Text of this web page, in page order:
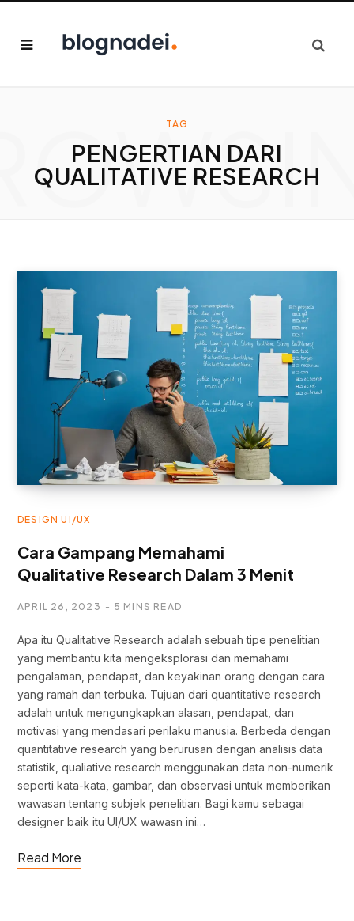
TAG
PENGERTIAN DARI
QUALITATIVE RESEARCH
DESIGN UI/UX
Cara Gampang Memahami
Qualitative Research Dalam 3 Menit
APRIL 26, 2023 5 MINS READ
Apa itu Qualitative Research adalah sebuah tipe penelitian
yang membantu kita mengeksplorasi dan memahami
pengalaman, pendapat, dan keyakinan orang dengan cara
yang ramah dan terbuka. Tujuan dari quantitative research
adalah untuk mengungkapkan alasan, pendapat, dan
motivasi yang mendasari perilaku manusia. Berbeda dengan
quantitative research yang berurusan dengan analisis data
statistik, qualiative research menggunakan data non-numerik
seperti kata-kata, gambar, dan observasi untuk memberikan
wawasan tentang subjek penelitian. Bagi kamu sebagai
designer baik itu UI/UX wawasn ini…
Read More